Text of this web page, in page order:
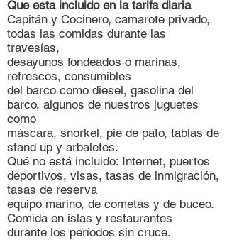
Que esta incluido en la tarifa diaria
Capitán y Cocinero, camarote privado,
todas las comidas durante las
travesías,
desayunos fondeados o marinas,
refrescos, consumibles
del barco como diesel, gasolina del
barco, algunos de nuestros juguetes
como
máscara, snorkel, pie de pato, tablas de
stand up y arbaletes.
Qué no está incluido: Internet, puertos
deportivos, visas, tasas de inmigración,
tasas de reserva
equipo marino, de cometas y de buceo.
Comida en islas y restaurantes
durante los períodos sin cruce.